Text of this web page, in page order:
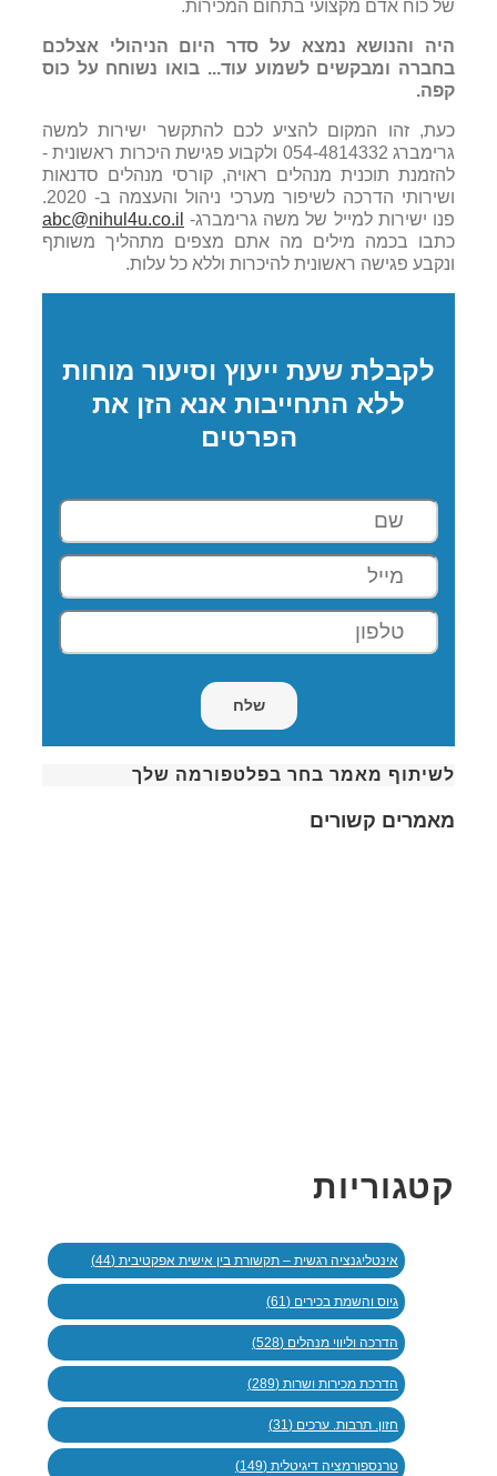
של כוח אדם מקצועי בתחום המכירות.
היה והנושא נמצא על סדר היום הניהולי אצלכם
בחברה ומבקשים לשמוע עוד... בואו נשוחח על כוס
קפה.
כעת, זהו המקום להציע לכם להתקשר ישירות למשה
גרימברג 054-4814332 ולקבוע פגישת היכרות ראשונית -
להזמנת תוכנית מנהלים ראויה, קורסי מנהלים סדנאות
ושירותי הדרכה לשיפור מערכי ניהול והעצמה ב- 2020.
פנו ישירות למייל של משה גרימברג- abc@nihul4u.co.il
כתבו בכמה מילים מה אתם מצפים מתהליך משותף
ונקבע פגישה ראשונית להיכרות וללא כל עלות.
לקבלת שעת ייעוץ וסיעור מוחות
ללא התחייבות אנא הזן את
הפרטים
לשיתוף מאמר בחר בפלטפורמה שלך
מאמרים קשורים
קטגוריות
אינטליגנציה רגשית – תקשורת בין אישית אפקטיבית (44)
גיוס והשמת בכירים (61)
הדרכה וליווי מנהלים (528)
הדרכת מכירות ושרות (289)
חזון. תרבות. ערכים (31)
טרנספורמציה דיגיטלית (149)